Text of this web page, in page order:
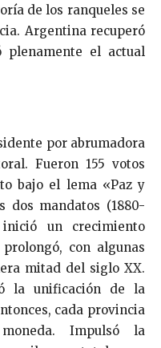
de los ranqueles se
Argentina recuperó
plenamente el actual
por abrumadora
Fueron 155 votos
bajo el lema «Paz y
dos mandatos (1880-
un crecimiento
con algunas
mitad del siglo XX.
la unificación de la
cada provincia
Impulsó la